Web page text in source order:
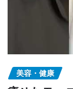
美容・健康